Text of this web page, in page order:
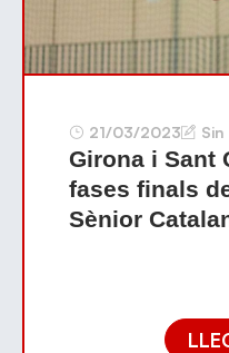
21/03/2023
Girona i Sant
fases finals
Sènior